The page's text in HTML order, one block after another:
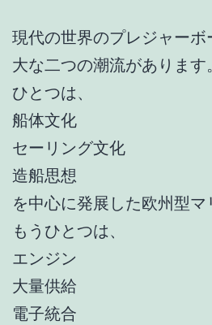
現代の世界のプレジャーボ
大な二つの潮流があります
ひとつは、
船体文化
セーリング文化
造船思想
を中心に発展した欧州型マ
もうひとつは、
エンジン
大量供給
電子統合